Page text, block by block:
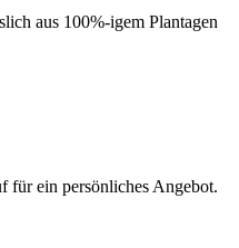
aus 100%-igem Plantagen
für ein persönliches Angebot.